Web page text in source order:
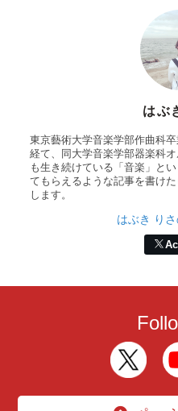
はぶ
東京藝術大学音楽学部作曲科
経て、同大学音楽学部器楽科
も生き続けている「音楽」と
てもらえるような記事を書け
します。
はぶき り